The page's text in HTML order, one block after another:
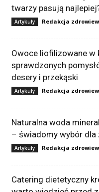
twarzy pasują
Artykuły Redakcja
Owoce liofilizowane w
sprawdzonych
desery i przekąski
Artykuły Redakcja
Naturalna woda
– świadomy wybór dla
Artykuły Redakcja
Catering dietetyczny